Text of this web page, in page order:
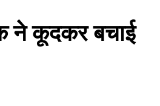
ने कूदकर बचाई